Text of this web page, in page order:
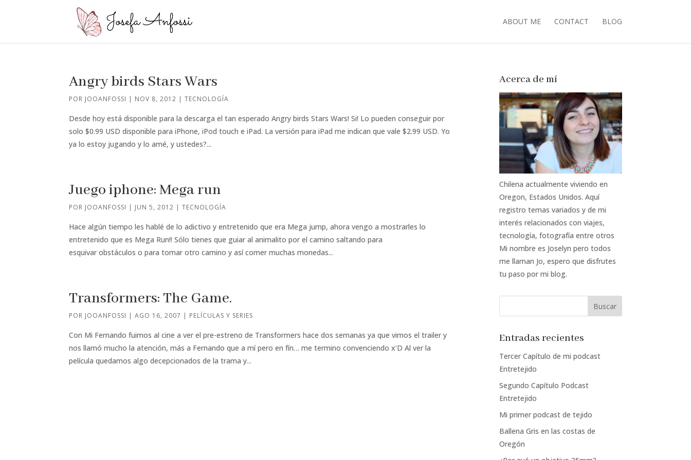
ABOUT ME CONTACT BLOG
Angry birds Stars Wars
POR JOOANFOSSI | NOV 8, 2012 |TECNOLOGÍA
Desde hoy está disponible para la descarga el tan esperado Angry birds Stars Wars! Si! Lo pueden conseguir por
solo $0.99 USD disponible para iPhone, iPod touch e iPad. La versión para iPad me indican que vale $2.99 USD. Yo
ya lo estoy jugando y lo amé, y ustedes?...
Juego iphone: Mega run
POR JOOANFOSSI | JUN 5, 2012 |TECNOLOGÍA
Hace algún tiempo les hablé de lo adictivo y entretenido que era Mega jump, ahora vengo a mostrarles lo
entretenido que es Mega Run!! Sólo tienes que guiar al animalito por el camino saltando para
esquivar obstáculos o para tomar otro camino y así comer muchas monedas...
Transformers: The Game.
POR JOOANFOSSI |AGO 16, 2007 | PELÍCULAS Y SERIES
Con Mi Fernando fuimos al cine a ver el pre-estreno de Transformers hace dos semanas ya que vimos el trailer y
nos llamó mucho la atención, más a Fernando que a mí pero en fín… me termino convenciendo x’D Al ver la
película quedamos algo decepcionados de la trama y...
Acerca de mí
Chilena actualmente viviendo en
Oregon, Estados Unidos. Aquí
registro temas variados y de mi
interés relacionados con viajes,
tecnología, fotografía entre otros
Mi nombre es Joselyn pero todos
me llaman Jo, espero que disfrutes
tu paso por mi blog.
Entradas recientes
Tercer Capítulo de mi podcast
Entretejido
Segundo Capítulo Podcast
Entretejido
Mi primer podcast de tejido
Ballena Gris en las costas de
Oregón